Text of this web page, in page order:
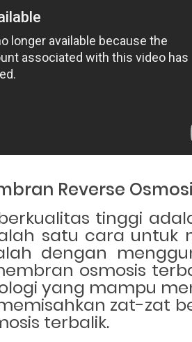
Reverse
tinggi
satu cara untuk
dengan
osmosis
yang mampu
zat-zat
terbalik.